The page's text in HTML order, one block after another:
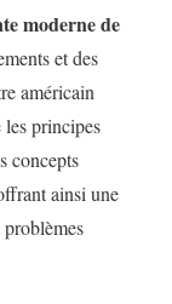
moderne de
et des
américain
les principes
concepts
ainsi une